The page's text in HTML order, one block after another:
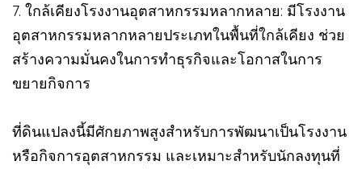
7. ใกล้เคียงโรงงานอุตสาหกรรมหลากหลาย: มีโรงงาน
อุตสาหกรรมหลากหลายประเภทในพื้นที่ใกล้เคียง ช่วย
สร้างความมั่นคงในการทำธุรกิจและโอกาสในการ
ขยายกิจการ
ที่ดินแปลงนี้มีศักยภาพสูงสำหรับการพัฒนาเป็นโรงงาน
หรือกิจการอุตสาหกรรม และเหมาะสำหรับนักลงทุนที่